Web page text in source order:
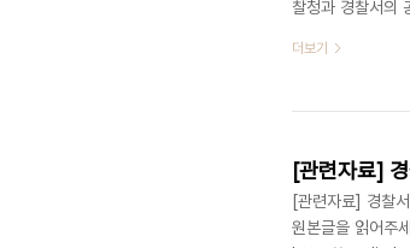
찰청과 경찰서의
http://
(http://
더보기
[관련자료]
[관련자료] 경찰
원본글을 읽어주